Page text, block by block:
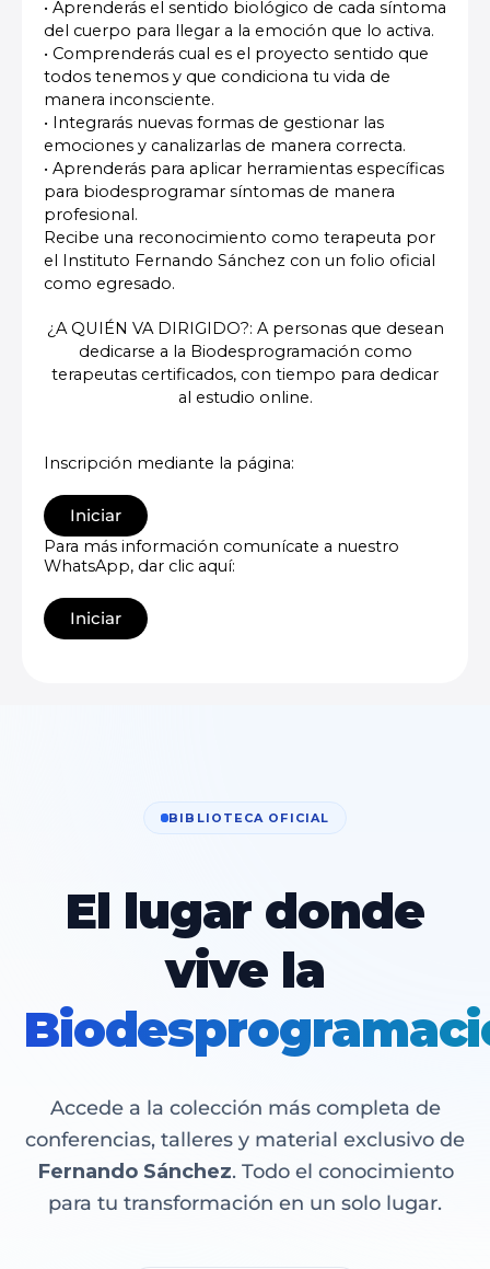
• Aprenderás el sentido biológico de cada síntoma
del cuerpo para llegar a la emoción que lo activa.
• Comprenderás cual es el proyecto sentido que
todos tenemos y que condiciona tu vida de
manera inconsciente.
• Integrarás nuevas formas de gestionar las
emociones y canalizarlas de manera correcta.
• Aprenderás para aplicar herramientas específicas
para biodesprogramar síntomas de manera
profesional.
Recibe una reconocimiento como terapeuta por
el Instituto Fernando Sánchez con un folio oficial
como egresado.
¿A QUIÉN VA DIRIGIDO?: A personas que desean
dedicarse a la Biodesprogramación como
terapeutas certificados, con tiempo para dedicar
al estudio online.
Inscripción mediante la página:
Iniciar
Para más información comunícate a nuestro
WhatsApp, dar clic aquí:
Iniciar
BIBLIOTECA OFICIAL
El lugar donde
vive la
Accede a la colección más completa de
conferencias, talleres y material exclusivo de
Fernando Sánchez. Todo el conocimiento
para tu transformación en un solo lugar.